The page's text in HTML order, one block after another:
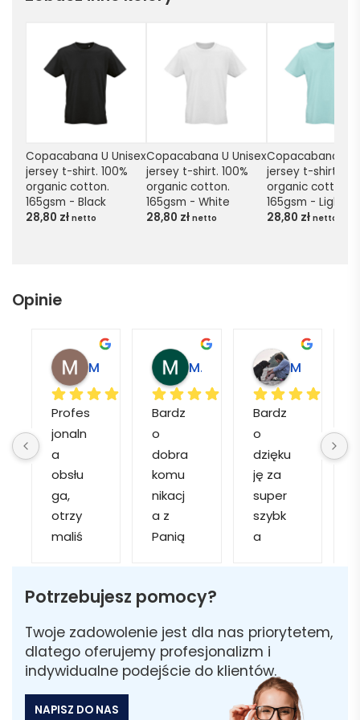
Copacabana U Unisex
jersey t-shirt. 100%
organic cotton.
165gsm - Black
28,80 zł netto
Copacabana U Unisex
jersey t-shirt. 100%
organic cotton.
165gsm - White
28,80 zł netto
Copacabana U
jersey t-shirt.
organic cotton.
165gsm - Light
28,80 zł netto
Opinie
Profes
jonaln
a
obsłu
ga,
otrzy
maliś
wizuali
któryc
h
mogliś
Marcin M.
Bardz
o
dobra
komu
nikacj
a z
Panią
Szybk
realiza
cja ✅
Szybk
Bardz
o
dzięku
ję za
super
szybk
a
Został
am
poinfo
rmow
Potrzebujesz pomocy?
Twoje zadowolenie jest dla nas priorytetem,
dlatego oferujemy profesjonalizm i
indywidualne podejście do klientów.
NAPISZ DO NAS